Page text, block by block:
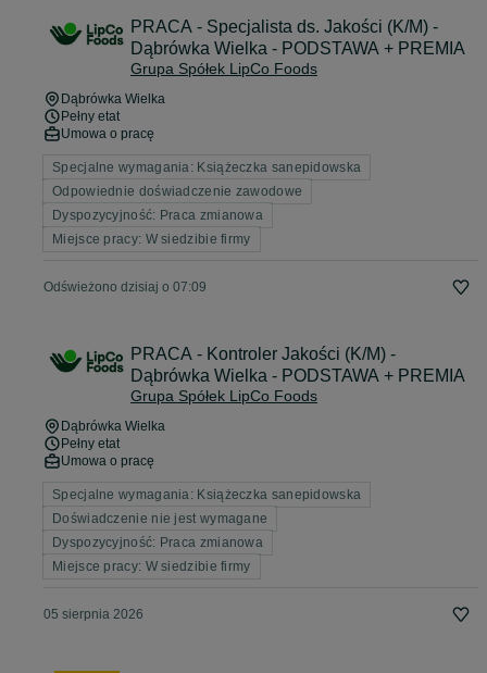
PRACA - Specjalista ds. Jakości (K/M) -
Dąbrówka Wielka - PODSTAWA + PREMIA
Grupa Spółek LipCo Foods
Dąbrówka Wielka
Pełny etat
Umowa o pracę
Specjalne wymagania: Książeczka sanepidowska
Odpowiednie doświadczenie zawodowe
Dyspozycyjność: Praca zmianowa
Miejsce pracy: W siedzibie firmy
Odświeżono dzisiaj o 07:09
PRACA - Kontroler Jakości (K/M) -
Dąbrówka Wielka - PODSTAWA + PREMIA
Grupa Spółek LipCo Foods
Dąbrówka Wielka
Pełny etat
Umowa o pracę
Specjalne wymagania: Książeczka sanepidowska
Doświadczenie nie jest wymagane
Dyspozycyjność: Praca zmianowa
Miejsce pracy: W siedzibie firmy
05 sierpnia 2026